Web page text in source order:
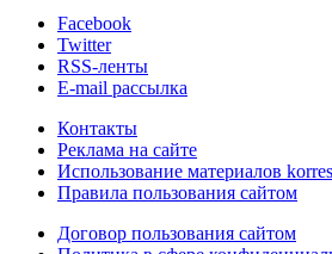
Facebook
Twitter
RSS-ленты
E-mail рассылка
Контакты
Реклама на сайте
Использование материалов
Правила пользования сайтом
Договор пользования сайтом